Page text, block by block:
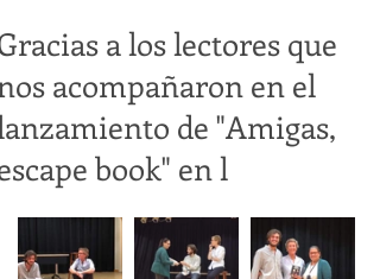
a los lectores que
acompañaron en el
de "Amigas,
book" en l